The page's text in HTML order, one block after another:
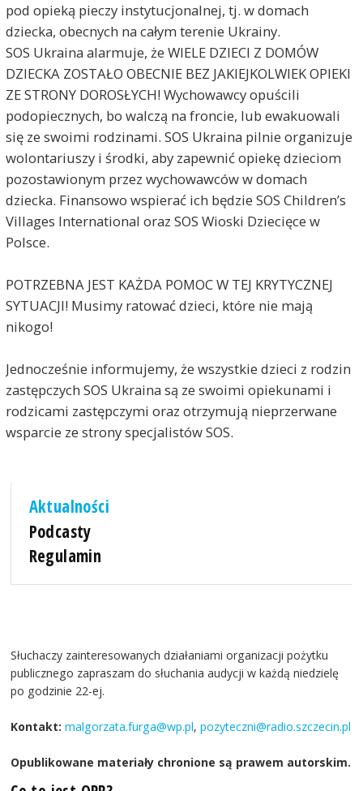
pod opieką pieczy instytucjonalnej, tj. w domach
dziecka, obecnych na całym terenie Ukrainy.
SOS Ukraina alarmuje, że WIELE DZIECI Z DOMÓW
DZIECKA ZOSTAŁO OBECNIE BEZ JAKIEJKOLWIEK OPIEKI
ZE STRONY DOROSŁYCH! Wychowawcy opuścili
podopiecznych, bo walczą na froncie, lub ewakuowali
się ze swoimi rodzinami. SOS Ukraina pilnie organizuje
wolontariuszy i środki, aby zapewnić opiekę dzieciom
pozostawionym przez wychowawców w domach
dziecka. Finansowo wspierać ich będzie SOS Children’s
Villages International oraz SOS Wioski Dziecięce w
Polsce.
POTRZEBNA JEST KAŻDA POMOC W TEJ KRYTYCZNEJ
SYTUACJI! Musimy ratować dzieci, które nie mają
nikogo!
Jednocześnie informujemy, że wszystkie dzieci z rodzin
zastępczych SOS Ukraina są ze swoimi opiekunami i
rodzicami zastępczymi oraz otrzymują nieprzerwane
wsparcie ze strony specjalistów SOS.
Aktualności
Podcasty
Regulamin
Słuchaczy zainteresowanych działaniami organizacji pożytku
publicznego zapraszam do słuchania audycji w każdą niedzielę
po godzinie 22-ej.
Kontakt: malgorzata.furga@wp.pl,pozyteczni@radio.szczecin.pl
Opublikowane materiały chronione są prawem autorskim.